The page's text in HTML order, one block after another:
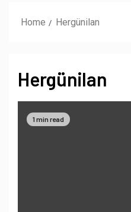
Home Hergünilan
Hergünilan
1 min read